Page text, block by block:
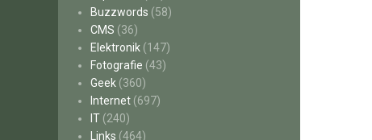
Buzzwords (58)
CMS (36)
Elektronik (147)
Fotografie (43)
Geek (360)
Internet (697)
IT (240)
Links (464)